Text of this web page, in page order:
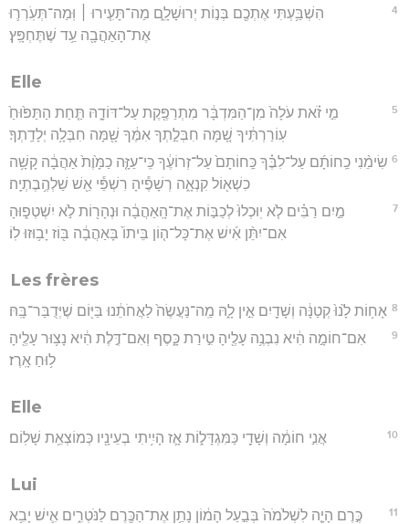
4
הִשְׁבַּ֥עְתִּי אֶתְכֶ֖ם בְּנ֣וֹת יְרוּשָׁלִָ֑ם מַה־תָּעִ֧ירוּ ׀ וּֽמַה־תְּעֹֽרְר֛וּ
אֶת־הָאַהֲבָ֖ה עַ֥ד שֶׁתֶּחְפָּֽץ׃
Elle
5
מִ֣י זֹ֗את עֹלָה֙ מִן־הַמִּדְבָּ֔ר מִתְרַפֶּ֖קֶת עַל־דּוֹדָ֑הּ תַּ֤חַת הַתַּפּ֙וּחַ֙
עֽוֹרַרְתִּ֔יךָ שָׁ֚מָּה חִבְּלַ֣תְךָ אִמֶּ֔ךָ שָׁ֖מָּה חִבְּלָ֥ה יְלָדַֽתְךָ׃
6 שִׂימֵ֨נִי כַֽחוֹתָ֜ם עַל־לִבֶּ֗ךָ כַּֽחוֹתָם֙ עַל־זְרוֹעֶ֔ךָ כִּֽי־עַזָּ֤ה כַמָּ֙וֶת֙ אַהֲבָ֔ה קָשָׁ֥ה
כִשְׁא֖וֹל קִנְאָ֑ה רְשָׁפֶ֕יהָ רִשְׁפֵּ֕י אֵ֖שׁ שַׁלְהֶ֥בֶתְיָֽה׃
7
מַ֣יִם רַבִּ֗ים לֹ֤א יֽוּכְלוּ֙ לְכַבּ֣וֹת אֶת־הָֽאַהֲבָ֔ה וּנְהָר֖וֹת לֹ֣א יִשְׁטְפ֑וּהָ
אִם־יִתֵּ֨ן אִ֜ישׁ אֶת־כָּל־ה֤וֹן בֵּיתוֹ֙ בָּאַהֲבָ֔ה בּ֖וֹז יָב֥וּזוּ לֽוֹ׃
Les frères
8 אָח֥וֹת לָ֙נוּ֙ קְטַנָּ֔ה וְשָׁדַ֖יִם אֵ֣ין לָ֑הּ מַֽה־נַּעֲשֶׂה֙ לַאֲחֹתֵ֔נוּ בַּיּ֖וֹם שֶׁיְּדֻבַּר־בָּֽהּ׃
9
אִם־חוֹמָ֣ה הִ֔יא נִבְנֶ֥ה עָלֶ֖יהָ טִ֣ירַת כָּ֑סֶף וְאִם־דֶּ֣לֶת הִ֔יא נָצ֥וּר עָלֶ֖יהָ
ל֥וּחַ אָֽרֶז׃
Elle
10 אֲנִ֣י חוֹמָ֔ה וְשָׁדַ֖י כַּמִּגְדָּל֑וֹת אָ֛ז הָיִ֥יתִי בְעֵינָ֖יו כְּמוֹצְאֵ֥ת שָׁלֽוֹם׃
Lui
11
כֶּ֣רֶם הָיָ֤ה לִשְׁלֹמֹה֙ בְּבַ֣עַל הָמ֔וֹן נָתַ֥ן אֶת־הַכֶּ֖רֶם לַנֹּטְרִ֑ים אִ֛ישׁ יָבִ֥א